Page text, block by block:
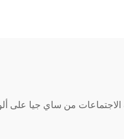
من ساي جيا على